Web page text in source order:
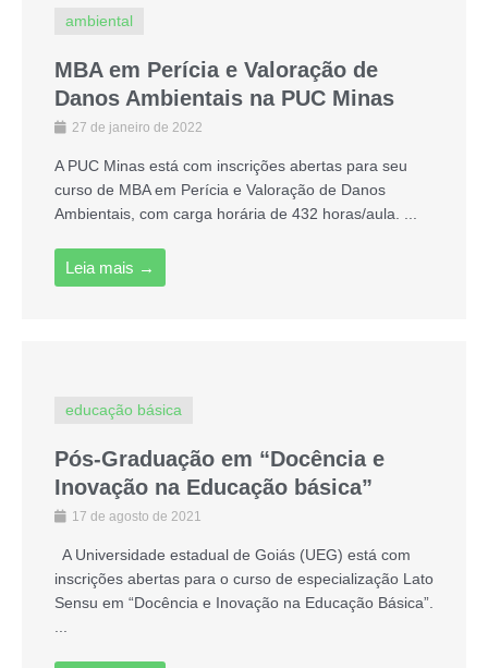
ambiental
MBA em Perícia e Valoração de
Danos Ambientais na PUC Minas
27 de janeiro de 2022
A PUC Minas está com inscrições abertas para seu
curso de MBA em Perícia e Valoração de Danos
Ambientais, com carga horária de 432 horas/aula. ...
Leia mais →
educação básica
Pós-Graduação em “Docência e
Inovação na Educação básica”
17 de agosto de 2021
A Universidade estadual de Goiás (UEG) está com
inscrições abertas para o curso de especialização Lato
Sensu em “Docência e Inovação na Educação Básica”.